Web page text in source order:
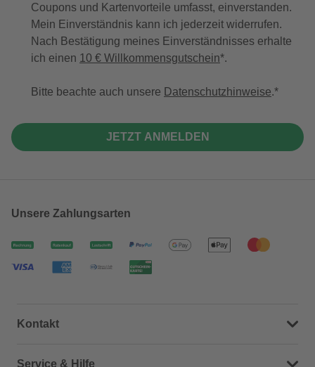
Coupons und Kartenvorteile umfasst, einverstanden.
Mein Einverständnis kann ich jederzeit widerrufen.
Nach Bestätigung meines Einverständnisses erhalte
ich einen 10 € Willkommensgutschein*.
Bitte beachte auch unsere Datenschutzhinweise.
JETZT ANMELDEN
Unsere Zahlungsarten
Kontakt
Dein Kontakt zu uns
Service & Hilfe